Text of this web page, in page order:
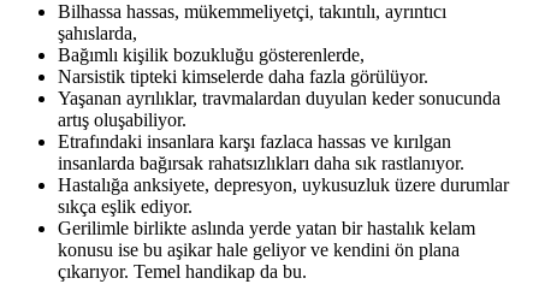
Bilhassa hassas, mükemmeliyetçi, takıntılı, ayrıntıcı
şahıslarda,
Bağımlı kişilik bozukluğu gösterenlerde,
Narsistik tipteki kimselerde daha fazla görülüyor.
Yaşanan ayrılıklar, travmalardan duyulan keder sonucunda
artış oluşabiliyor.
Etrafındaki insanlara karşı fazlaca hassas ve kırılgan
insanlarda bağırsak rahatsızlıkları daha sık rastlanıyor.
Hastalığa anksiyete, depresyon, uykusuzluk üzere durumlar
sıkça eşlik ediyor.
Gerilimle birlikte aslında yerde yatan bir hastalık kelam
konusu ise bu aşikar hale geliyor ve kendini ön plana
çıkarıyor. Temel handikap da bu.